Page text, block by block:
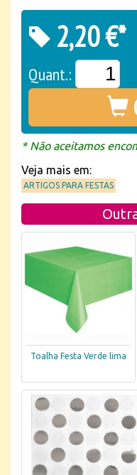
2,20 €*
Quant.:
* Não aceitamos
Veja mais em:
ARTIGOS PARA FESTAS
Toalha Festa Verde lima